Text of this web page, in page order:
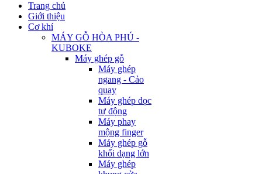
Trang chủ
Giới thiệu
Cơ khí
MÁY GỖ HÒA PHÚ -
KUBOKE
Máy ghép gỗ
Máy ghép
ngang - Cảo
quay
Máy ghép dọc
tự động
Máy phay
mộng finger
Máy ghép gỗ
khối dạng lớn
Máy ghép